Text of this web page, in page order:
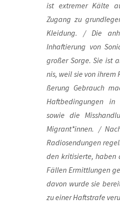
ist extre­mer Käl­te
Zugang zu
Klei­dung. / Die
Inhaf­tie­rung von
gro­ßer Sor­ge. Sie ist
nis, weil sie von
ße­rung Gebrauch
Haft­be­din­gun­gen in
sowie die
Migrant*innen. /
Radio­sen­dun­gen
den kri­ti­sier­te, haben
Fäl­len Ermitt­lun­gen
davon wur­de sie
zu einer Haft­stra­fe